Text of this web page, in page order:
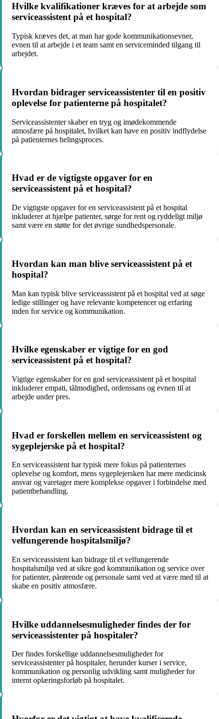
Hvilke kvalifikationer kræves for at arbejde som
serviceassistent på et hospital?
Typisk kræves det, at man har gode kommunikationsevner,
evnen til at arbejde i et team samt en serviceminded tilgang til
arbejdet.
Hvordan bidrager serviceassistenter til en positiv
oplevelse for patienterne på hospitalet?
Serviceassistenter skaber en tryg og imødekommende
atmosfære på hospitalet, hvilket kan have en positiv indflydelse
på patienternes helingsproces.
Hvad er de vigtigste opgaver for en
serviceassistent på et hospital?
De vigtigste opgaver for en serviceassistent på et hospital
inkluderer at hjælpe patienter, sørge for rent og ryddeligt miljø
samt være en støtte for det øvrige sundhedspersonale.
Hvordan kan man blive serviceassistent på et
hospital?
Man kan typisk blive serviceassistent på et hospital ved at søge
ledige stillinger og have relevante kompetencer og erfaring
inden for service og kommunikation.
Hvilke egenskaber er vigtige for en god
serviceassistent på et hospital?
Vigtige egenskaber for en god serviceassistent på et hospital
inkluderer empati, tålmodighed, ordenssans og evnen til at
arbejde under pres.
Hvad er forskellen mellem en serviceassistent og
sygeplejerske på et hospital?
En serviceassistent har typisk mere fokus på patienternes
oplevelse og komfort, mens sygeplejersken har mere medicinsk
ansvar og varetager mere komplekse opgaver i forbindelse med
patientbehandling.
Hvordan kan en serviceassistent bidrage til et
velfungerende hospitalsmiljø?
En serviceassistent kan bidrage til et velfungerende
hospitalsmiljø ved at sikre god kommunikation og service over
for patienter, pårørende og personale samt ved at være med til at
skabe en positiv atmosfære.
Hvilke uddannelsesmuligheder findes der for
serviceassistenter på hospitaler?
Der findes forskellige uddannelsesmuligheder for
serviceassistenter på hospitaler, herunder kurser i service,
kommunikation og personlig udvikling samt muligheder for
internt oplæringsforløb på hospitalet.